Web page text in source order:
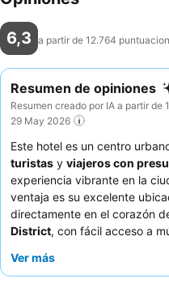
6,3 a partir de 12.764
Resumen de opiniones
Resumen creado por IA a partir
29 May 2026
Este hotel es un centro
turistas y viajeros con
experiencia vibrante en la
ventaja es su excelente
directamente en el corazón
District, con fácil acceso a
proporcionando una variada
Ver más